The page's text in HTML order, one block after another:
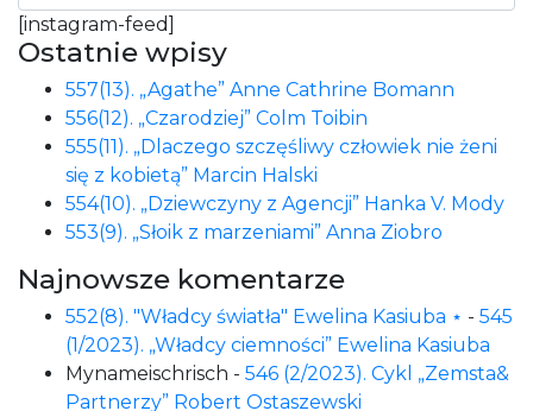
[instagram-feed]
Ostatnie wpisy
557(13). „Agathe” Anne Cathrine Bomann
556(12). „Czarodziej” Colm Toibin
555(11). „Dlaczego szczęśliwy człowiek nie żeni
się z kobietą” Marcin Halski
554(10). „Dziewczyny z Agencji” Hanka V. Mody
553(9). „Słoik z marzeniami” Anna Ziobro
Najnowsze komentarze
552(8). "Władcy światła" Ewelina Kasiuba ⋆ - 545
(1/2023). „Władcy ciemności” Ewelina Kasiuba
Mynameischrisch - 546 (2/2023). Cykl „Zemsta&
Partnerzy” Robert Ostaszewski